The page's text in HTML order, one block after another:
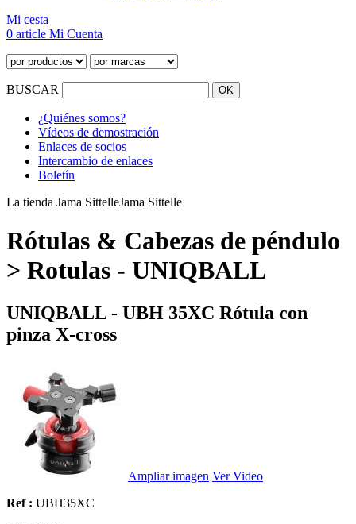
Mi cesta
0 article Mi Cuenta
BUSCAR
¿Quiénes somos?
Vídeos de demostración
Enlaces de socios
Intercambio de enlaces
Boletín
La tienda Jama SittelleJama Sittelle
Rótulas & Cabezas de péndulo
> Rotulas - UNIQBALL
UNIQBALL - UBH 35XC Rótula con
pinza X-cross
Ampliar imagen Ver Video
Ref : UBH35XC